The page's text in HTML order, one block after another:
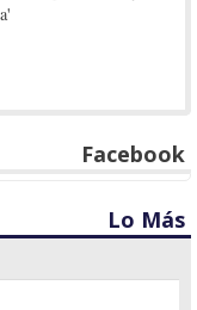
Facebook
Lo Más